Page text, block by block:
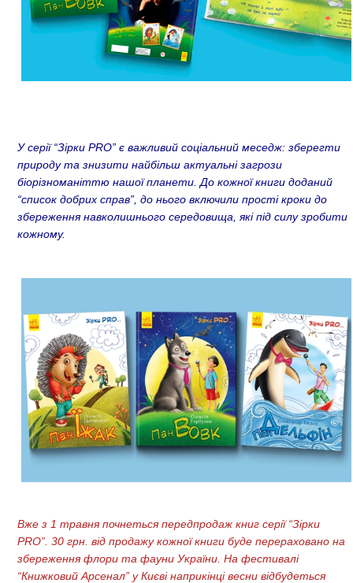
У серії “Зірки PRO” є важливий соціальний меседж: зберегти
природу та знизити найбільш актуальні загрози
біорізноманіттю нашої планети. До кожної книги доданий
“список добрих справ”, до нього включили прості кроки до
збереження навколишнього середовища, які під силу зробити
кожному.
Вже з 1 травня почнеться передпродаж книг серії “Зірки
PRO”. 30 грн. від продажу кожної книги буде перераховано на
збереження флори та фауни України. На фестивалі
“Книжковий Арсенал” у Києві наприкінці весни відбудеться